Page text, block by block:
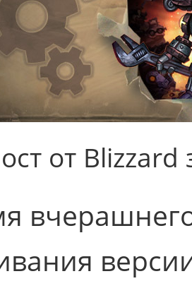
от Blizzard